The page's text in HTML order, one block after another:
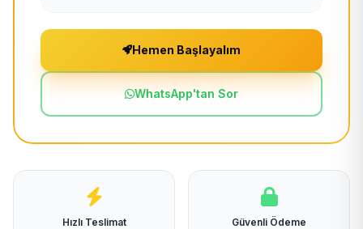
Hemen Başlayalım
WhatsApp'tan Sor
Hızlı Teslimat
Güvenli Ödeme